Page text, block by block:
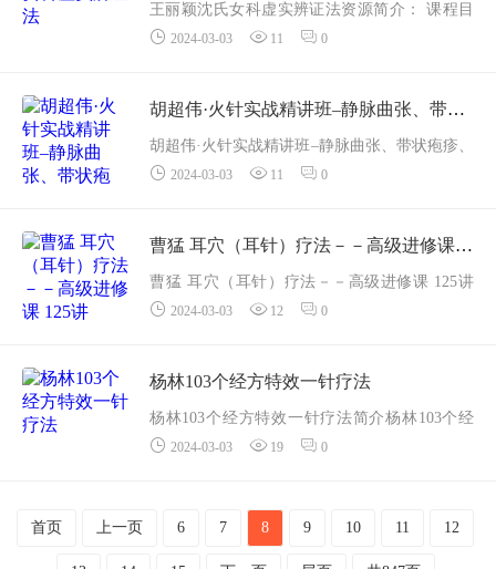
王丽颖沈氏女科虚实辨证法资源简介： 课程目
录
2_虚实辨证法总论
3_虚证▼气虚
4_气虚...
2024-03-03 11 0
胡超伟·火针实战精讲班–静脉曲张、带状疱疹、老年斑、祛痣、面部红血丝
胡超伟·火针实战精讲班–静脉曲张、带状疱疹、
老年斑、祛痣、面部红血丝资源简介： 课程目
【录播】第一集火针的简介.mp4
【试听】火针实战精讲....
2024-03-03 11 0
曹猛 耳穴（耳针）疗法－－高级进修课 125讲
曹猛 耳穴（耳针）疗法－－高级进修课 125讲
资源简介： 课程目录
习到什么？.mp4
2 【曹猛】耳穴疗法（十止：...
2024-03-03 12 0
杨林103个经方特效一针疗法
杨林103个经方特效一针疗法简介杨林103个经
方特效一针疗法课程目录
实存在的，如果购买的资源失效请联系客服获
2024-03-03 19 0
首页 上一页 6 7 8 9 10 11 12